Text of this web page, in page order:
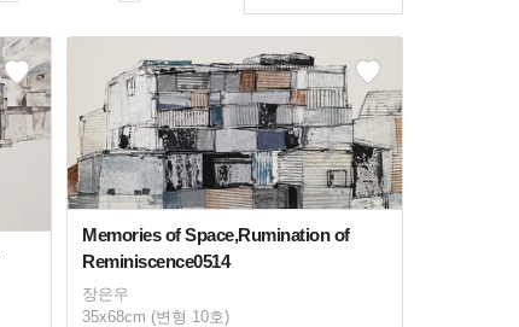
Memories of Space,Rumination of
Reminiscence0514
장은우
35x68cm (변형 10호)